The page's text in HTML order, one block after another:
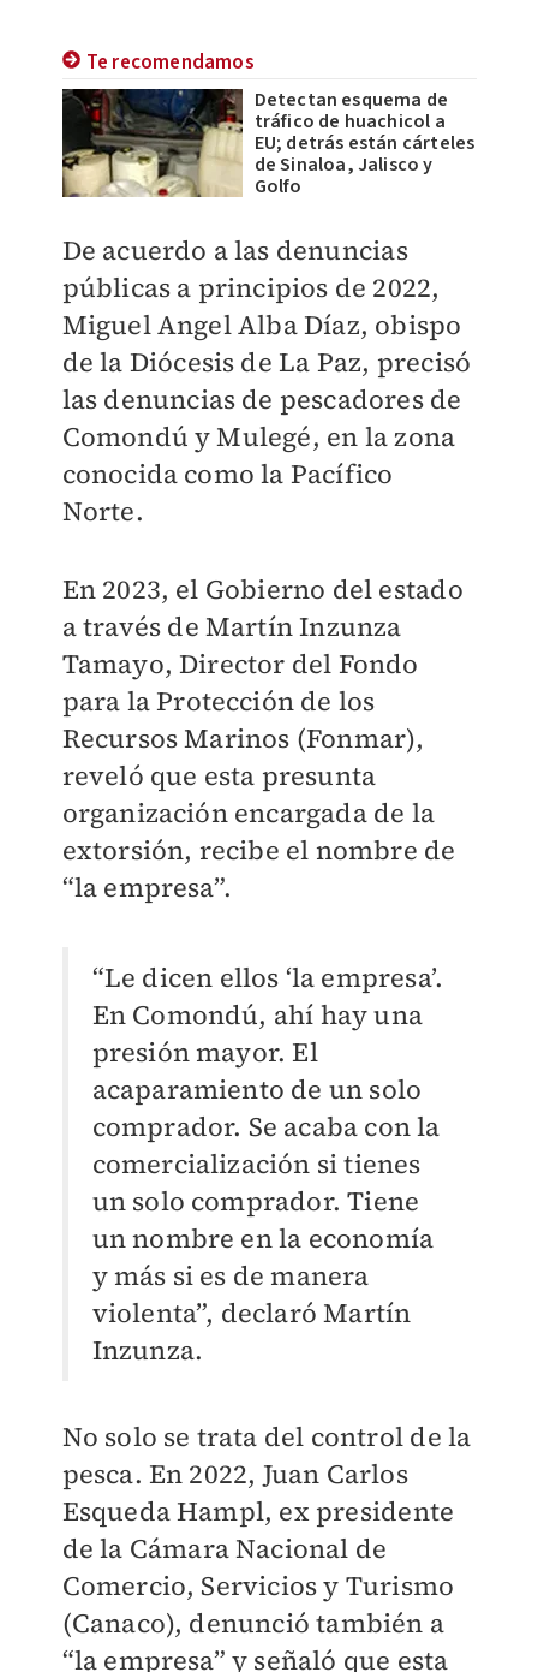
Te recomendamos
Detectan esquema de
tráfico de huachicol a
EU; detrás están cárteles
de Sinaloa, Jalisco y
Golfo
De acuerdo a las denuncias
públicas a principios de 2022,
Miguel Angel Alba Díaz, obispo
de la Diócesis de La Paz, precisó
las denuncias de pescadores de
Comondú y Mulegé, en la zona
conocida como la Pacífico
Norte.
En 2023, el Gobierno del estado
a través de Martín Inzunza
Tamayo, Director del Fondo
para la Protección de los
Recursos Marinos (Fonmar),
reveló que esta presunta
organización encargada de la
extorsión, recibe el nombre de
“la empresa”.
“Le dicen ellos ‘la empresa’.
En Comondú, ahí hay una
presión mayor. El
acaparamiento de un solo
comprador. Se acaba con la
comercialización si tienes
un solo comprador. Tiene
un nombre en la economía
y más si es de manera
violenta”, declaró Martín
Inzunza.
No solo se trata del control de la
pesca. En 2022, Juan Carlos
Esqueda Hampl, ex presidente
de la Cámara Nacional de
Comercio, Servicios y Turismo
(Canaco), denunció también a
“la empresa” y señaló que esta